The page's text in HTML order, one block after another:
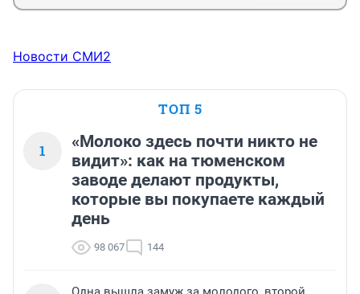
Новости СМИ2
ТОП 5
1
«Молоко здесь почти никто не
видит»: как на тюменском
заводе делают продукты,
которые вы покупаете каждый
день
98 067 144